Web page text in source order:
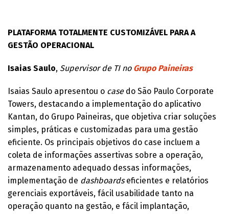
PLATAFORMA TOTALMENTE CUSTOMIZÁVEL PARA A
GESTÃO OPERACIONAL
Isaias Saulo, Supervisor de TI no Grupo Paineiras
Isaias Saulo apresentou o case do São Paulo Corporate
Towers, destacando a implementação do aplicativo
Kantan, do Grupo Paineiras, que objetiva criar soluções
simples, práticas e customizadas para uma gestão
eficiente. Os principais objetivos do case incluem a
coleta de informações assertivas sobre a operação,
armazenamento adequado dessas informações,
implementação de dashboardseficientes e relatórios
gerenciais exportáveis, fácil usabilidade tanto na
operação quanto na gestão, e fácil implantação,